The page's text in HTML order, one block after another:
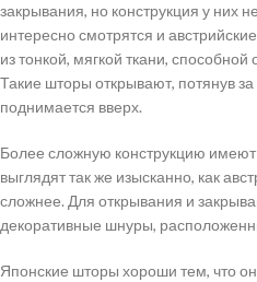
закрывания, но конструкция у них
интересно смотрятся и
из тонкой, мягкой ткани, способной
Такие шторы открывают, потянув
поднимается вверх.
Более сложную конструкцию
выглядят так же изысканно, как
сложнее. Для открывания и
декоративные шнуры,
Японские шторы хороши тем, что